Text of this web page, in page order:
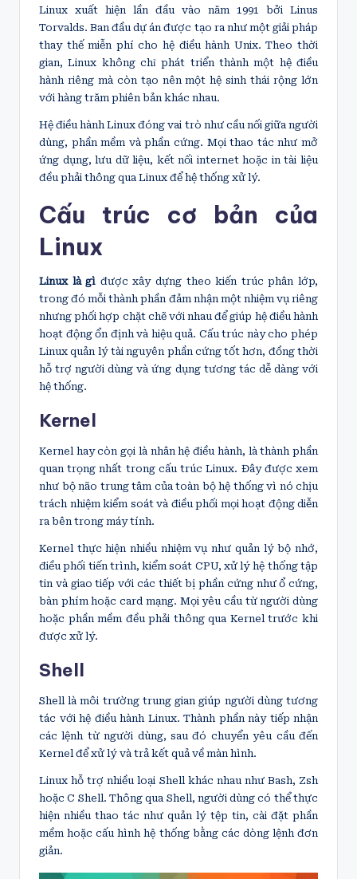
Linux xuất hiện lần đầu vào năm 1991 bởi Linus
Torvalds. Ban đầu dự án được tạo ra như một giải pháp
thay thế miễn phí cho hệ điều hành Unix. Theo thời
gian, Linux không chỉ phát triển thành một hệ điều
hành riêng mà còn tạo nên một hệ sinh thái rộng lớn
với hàng trăm phiên bản khác nhau.
Hệ điều hành Linux đóng vai trò như cầu nối giữa người
dùng, phần mềm và phần cứng. Mọi thao tác như mở
ứng dụng, lưu dữ liệu, kết nối internet hoặc in tài liệu
đều phải thông qua Linux để hệ thống xử lý.
Cấu trúc cơ bản của
Linux
Linux là gì được xây dựng theo kiến trúc phân lớp,
trong đó mỗi thành phần đảm nhận một nhiệm vụ riêng
nhưng phối hợp chặt chẽ với nhau để giúp hệ điều hành
hoạt động ổn định và hiệu quả. Cấu trúc này cho phép
Linux quản lý tài nguyên phần cứng tốt hơn, đồng thời
hỗ trợ người dùng và ứng dụng tương tác dễ dàng với
hệ thống.
Kernel
Kernel hay còn gọi là nhân hệ điều hành, là thành phần
quan trọng nhất trong cấu trúc Linux. Đây được xem
như bộ não trung tâm của toàn bộ hệ thống vì nó chịu
trách nhiệm kiểm soát và điều phối mọi hoạt động diễn
ra bên trong máy tính.
Kernel thực hiện nhiều nhiệm vụ như quản lý bộ nhớ,
điều phối tiến trình, kiểm soát CPU, xử lý hệ thống tập
tin và giao tiếp với các thiết bị phần cứng như ổ cứng,
bàn phím hoặc card mạng. Mọi yêu cầu từ người dùng
hoặc phần mềm đều phải thông qua Kernel trước khi
được xử lý.
Shell
Shell là môi trường trung gian giúp người dùng tương
tác với hệ điều hành Linux. Thành phần này tiếp nhận
các lệnh từ người dùng, sau đó chuyển yêu cầu đến
Kernel để xử lý và trả kết quả về màn hình.
Linux hỗ trợ nhiều loại Shell khác nhau như Bash, Zsh
hoặc C Shell. Thông qua Shell, người dùng có thể thực
hiện nhiều thao tác như quản lý tệp tin, cài đặt phần
mềm hoặc cấu hình hệ thống bằng các dòng lệnh đơn
giản.